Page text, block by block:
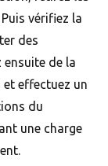
vérifiez la
des
de la
effectuez un
du
une charge